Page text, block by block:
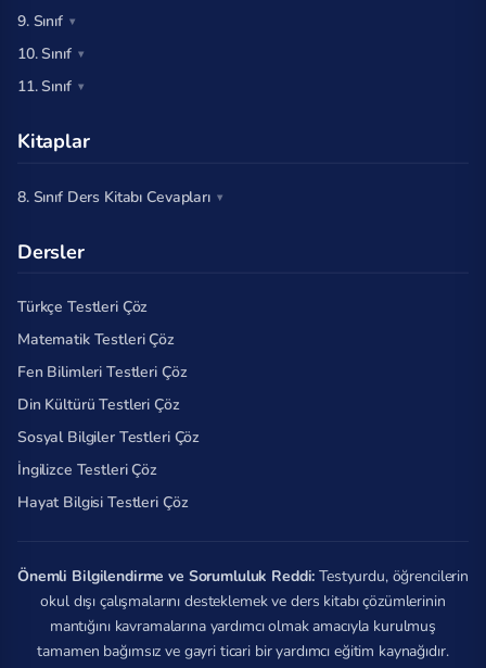
9. Sınıf
10. Sınıf
11. Sınıf
Kitaplar
8. Sınıf Ders Kitabı Cevapları
Dersler
Türkçe Testleri Çöz
Matematik Testleri Çöz
Fen Bilimleri Testleri Çöz
Din Kültürü Testleri Çöz
Sosyal Bilgiler Testleri Çöz
İngilizce Testleri Çöz
Hayat Bilgisi Testleri Çöz
Önemli Bilgilendirme ve Sorumluluk Reddi: Testyurdu, öğrencilerin
okul dışı çalışmalarını desteklemek ve ders kitabı çözümlerinin
mantığını kavramalarına yardımcı olmak amacıyla kurulmuş
tamamen bağımsız ve gayri ticari bir yardımcı eğitim kaynağıdır.